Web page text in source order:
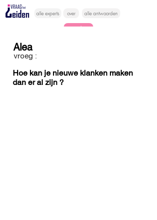
alle experts over alle antwoorden
vragen lessen
Alea
vroeg :
Hoe kan je nieuwe klanken maken
dan er al zijn ?